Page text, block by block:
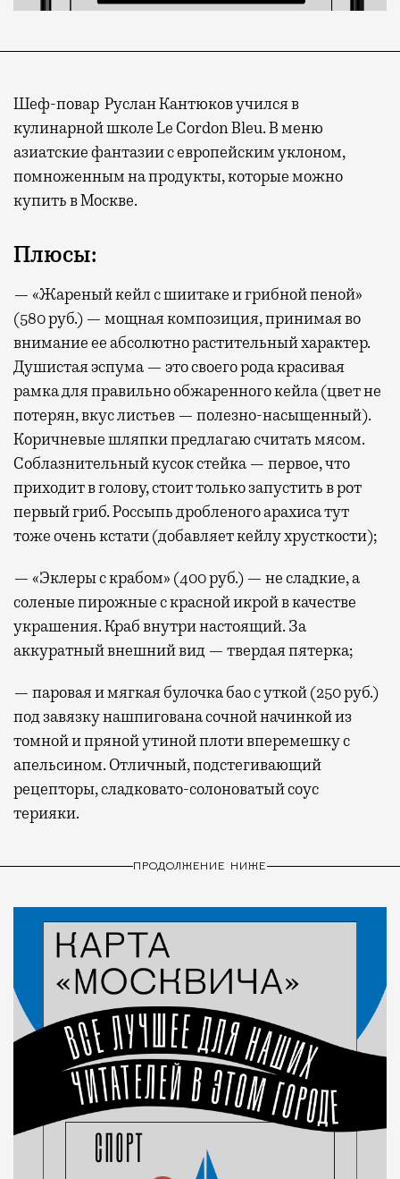
Шеф-повар Руслан Кантюков учился в
кулинарной школе Le Cordon Bleu. В меню
азиатские фантазии с европейским уклоном,
помноженным на продукты, которые можно
купить в Москве.
Плюсы:
— «Жареный кейл с шиитаке и грибной пеной»
(580 руб.) — мощная композиция, принимая во
внимание ее абсолютно растительный характер.
Душистая эспума — это своего рода красивая
рамка для правильно обжаренного кейла (цвет не
потерян, вкус листьев — полезно-насыщенный).
Коричневые шляпки предлагаю считать мясом.
Соблазнительный кусок стейка — первое, что
приходит в голову, стоит только запустить в рот
первый гриб. Россыпь дробленого арахиса тут
тоже очень кстати (добавляет кейлу хрусткости);
— «Эклеры с крабом» (400 руб.) — не сладкие, а
соленые пирожные с красной икрой в качестве
украшения. Краб внутри настоящий. За
аккуратный внешний вид — твердая пятерка;
— паровая и мягкая булочка бао с уткой (250 руб.)
под завязку нашпигована сочной начинкой из
томной и пряной утиной плоти вперемешку с
апельсином. Отличный, подстегивающий
рецепторы, сладковато-солоноватый соус
терияки.
ПРОДОЛЖЕНИЕ НИЖЕ